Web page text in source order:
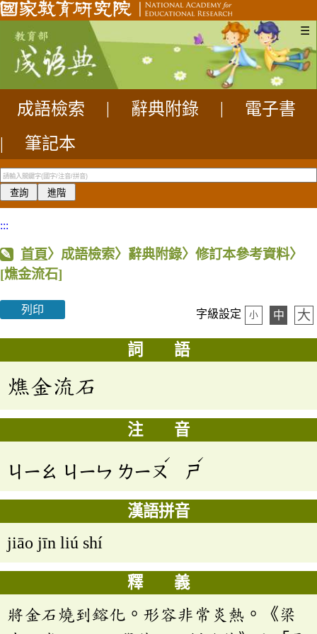
☰
成語檢索 辭典附錄
電子書
|
筆記本
:::
首頁〉成語檢索〉辭典附錄〉修訂本參考資料〉
[燋金流石]
列印 字級設定 小 中 大
詞 語
燋金流石
注 音
ㄐㄧㄠ ㄐㄧㄣ ㄌㄧㄡ
ˊ
ㄕ
ˊ
漢語拼音
jiāo jīn liú shí
釋 義
將金石燒到鎔化。形容非常炎熱。《梁